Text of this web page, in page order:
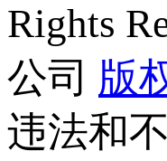
Rights
公司 版
违法和